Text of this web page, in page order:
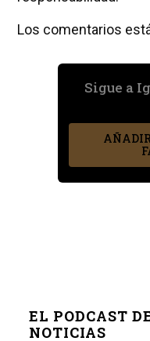
Los comentarios
Sigue a
EL PODCAST
NOTICIAS